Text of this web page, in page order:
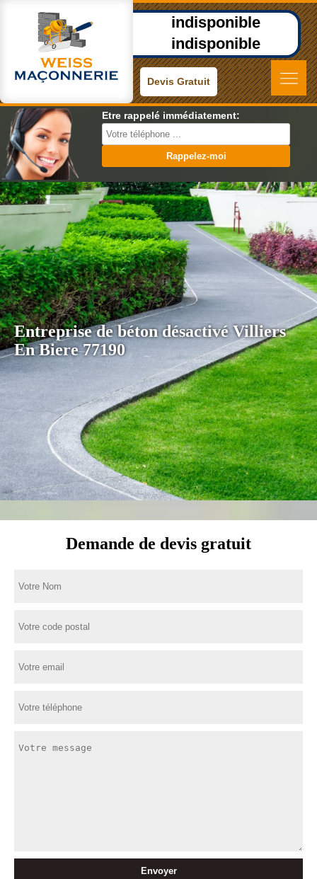
indisponible
indisponible
Devis Gratuit
Etre rappelé immédiatement:
Entreprise de béton désactivé Villiers
En Biere 77190
Demande de devis gratuit